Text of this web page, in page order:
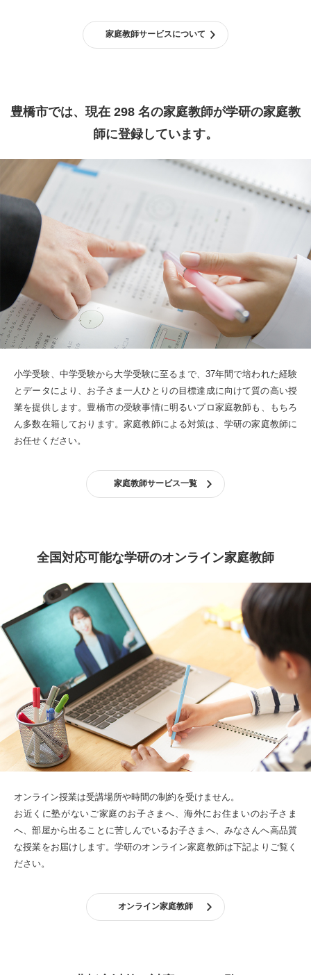
家庭教師サービスについて
豊橋市では、現在 298 名の家庭教師が学研の家庭教
師に登録しています。
小学受験、中学受験から大学受験に至るまで、37年間で培われた経験
とデータにより、お子さま一人ひとりの目標達成に向けて質の高い授
業を提供します。 豊橋市の受験事情に明るいプロ家庭教師も、もちろ
ん多数在籍しております。 家庭教師による対策は、学研の家庭教師に
お任せください。
家庭教師サービス一覧
全国対応可能な学研のオンライン家庭教師
オンライン授業は受講場所や時間の制約を受けません。
お近くに塾がないご家庭のお子さまへ、海外にお住まいのお子さま
へ、部屋から出ることに苦しんでいるお子さまへ、みなさんへ高品質
な授業をお届けします。 学研のオンライン家庭教師は下記よりご覧く
ださい。
オンライン家庭教師